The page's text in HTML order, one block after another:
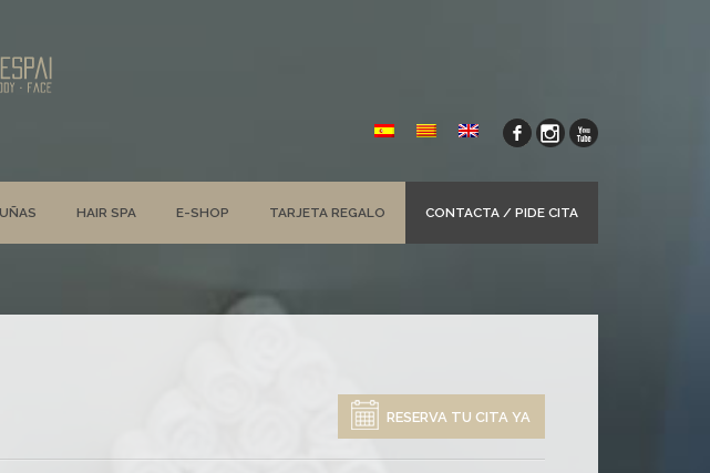
UÑAS HAIR SPA E-SHOP TARJETA REGALO CONTACTA / PIDE CITA
RESERVA TU CITA YA